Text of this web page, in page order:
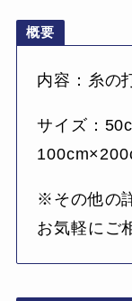
概要
内容：糸の
サイズ：
※その他の
お気軽にご